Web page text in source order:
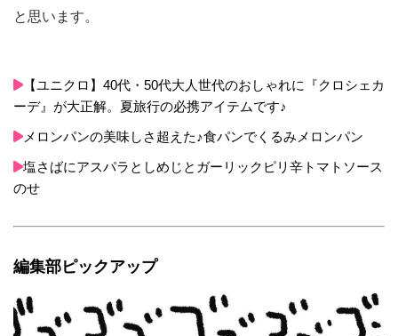
と思います。
【ユニクロ】40代・50代大人世代のおしゃれに『クロシェカ
ーデ』が大正解。夏旅行の必携アイテムです♪
メロンパンの美味しさ超えた♪食パンでくるみメロンパン
塩さばにアスパラとしめじとガーリックピリ辛トマトソース
のせ
編集部ピックアップ